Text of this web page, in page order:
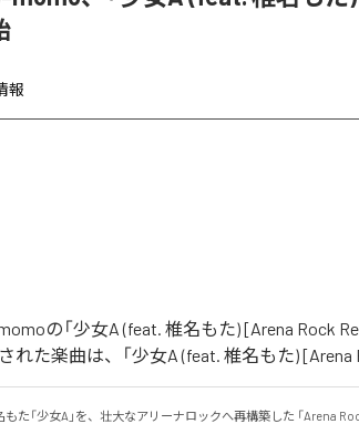
報
の「少女A (feat. 椎名もた) [Arena Rock
れた楽曲は、「少女A (feat. 椎名もた) [Arena
もた「少女A」を、壮大なアリーナロックへ再構築した 「Arena